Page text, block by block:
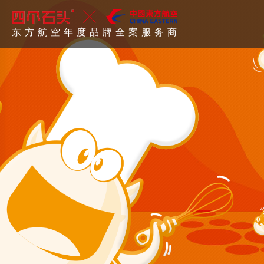
松下集团年度品牌全案服务商